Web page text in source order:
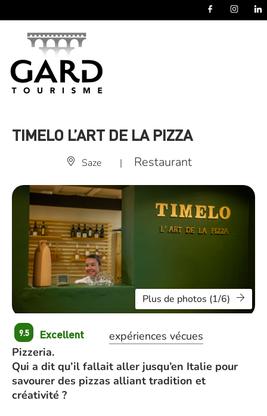
TIMELO L’ART DE LA PIZZA
Saze | Restaurant
Plus de photos (1/6)
9.5 Excellent
expériences vécues
Pizzeria.
Qui a dit qu’il fallait aller jusqu’en Italie pour
savourer des pizzas alliant tradition et
créativité ?